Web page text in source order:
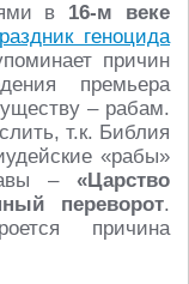
в 16-м веке
геноцида
причин
премьера
– рабам.
т.к. Библия
«рабы»
– «Царство
переворот.
причина